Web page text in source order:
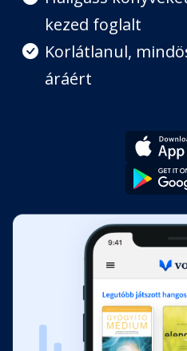
kezed foglalt
Korlátlanul,
áráért